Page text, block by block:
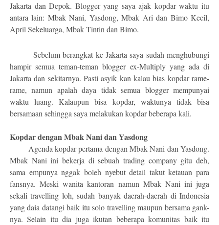
Jakarta dan Depok. Blogger yang saya ajak kopdar waktu itu
antara lain: Mbak Nani, Yasdong, Mbak Ari dan Bimo Kecil,
April Sekeluarga, Mbak Tintin dan Bimo.
Sebelum berangkat ke Jakarta saya sudah menghubungi
hampir semua teman-teman blogger ex-Multiply yang ada di
Jakarta dan sekitarnya. Pasti asyik kan kalau bias kopdar rame-
rame, namun apalah daya tidak semua blogger mempunyai
waktu luang. Kalaupun bisa kopdar, waktunya tidak bisa
bersamaan sehingga saya melakukan kopdar beberapa kali.
Kopdar dengan Mbak Nani dan Yasdong
Agenda kopdar pertama dengan Mbak Nani dan Yasdong.
Mbak Nani ini bekerja di sebuah trading company gitu deh,
sama empunya nggak boleh nyebut detail takut ketauan para
fansnya. Meski wanita kantoran namun Mbak Nani ini juga
sekali travelling loh, sudah banyak daerah-daerah di Indonesia
yang daia datangi baik itu solo travelling maupun bersama gank-
nya. Selain itu dia juga ikutan beberapa komunitas baik itu